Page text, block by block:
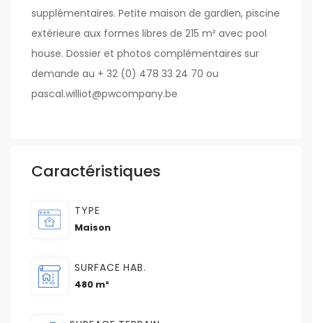
supplémentaires. Petite maison de gardien, piscine
extérieure aux formes libres de 215 m² avec pool
house. Dossier et photos complémentaires sur
demande au + 32 (0) 478 33 24 70 ou
pascal.williot@pwcompany.be
Caractéristiques
TYPE
Maison
SURFACE HAB.
480 m²